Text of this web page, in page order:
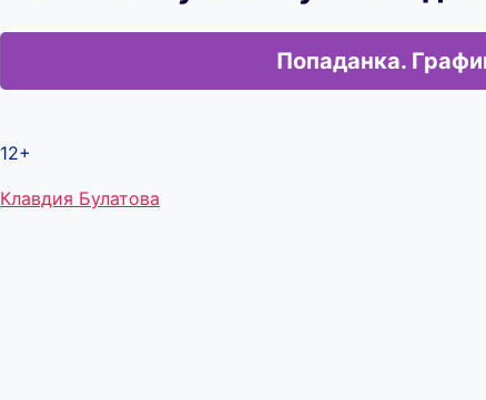
Попаданка.
12+
Метки
Клавдия Булатова